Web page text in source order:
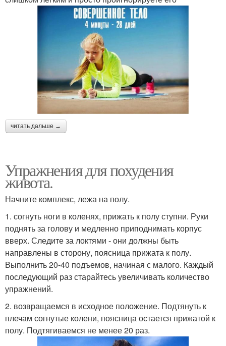
читать дальше →
Упражнения для похудения
живота.
Начните комплекс, лежа на полу.
1. согнуть ноги в коленях, прижать к полу ступни. Руки
поднять за голову и медленно приподнимать корпус
вверх. Следите за локтями - они должны быть
направлены в сторону, поясница прижата к полу.
Выполнить 20-40 подъемов, начиная с малого. Каждый
последующий раз старайтесь увеличивать количество
упражнений.
2. возвращаемся в исходное положение. Подтянуть к
плечам согнутые колени, поясница остается прижатой к
полу. Подтягиваемся не менее 20 раз.